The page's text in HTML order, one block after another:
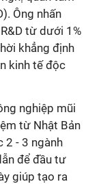
Ông nhấn
từ dưới 1%
khẳng định
kinh tế độc
nghiệp mũi
từ Nhật Bản
2 - 3 ngành
để đầu tư
giúp tạo ra